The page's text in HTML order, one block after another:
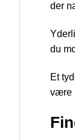
der
du
Et
være